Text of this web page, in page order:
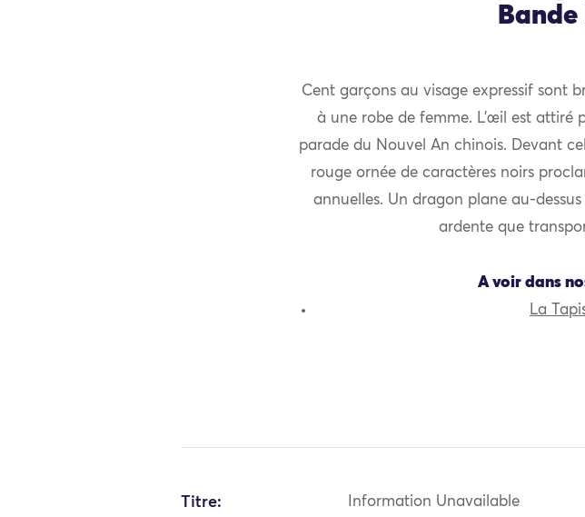
Cent garçons au visage expressif sont
à une robe de femme. L’œil est attiré
parade du Nouvel An chinois. Devant
rouge ornée de caractères noirs
annuelles. Un dragon plane au-
ardente que
A voir dans
La
Titre: Information Unavailable